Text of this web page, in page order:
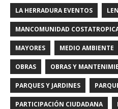
LA HERRADURA EVENTOS
MANCOMUNIDAD
MAYORES MEDIO AMBIENTE
OBRAS OBRAS Y
PARQUES Y JARDINES
PARTICIPACIÓN CIUDADANA